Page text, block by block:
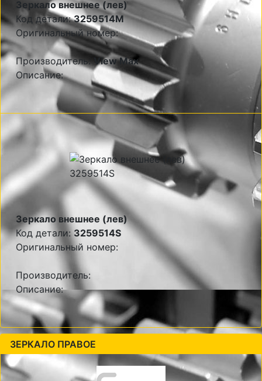
Зеркало внешнее (лев)
Код детали:3259514M
Оригинальный номер:
Производитель:View Max
Описание:
Зеркало внешнее (лев)
Код детали: 3259514S
Оригинальный номер:
Производитель:
Описание:
ЗЕРКАЛО ПРАВОЕ